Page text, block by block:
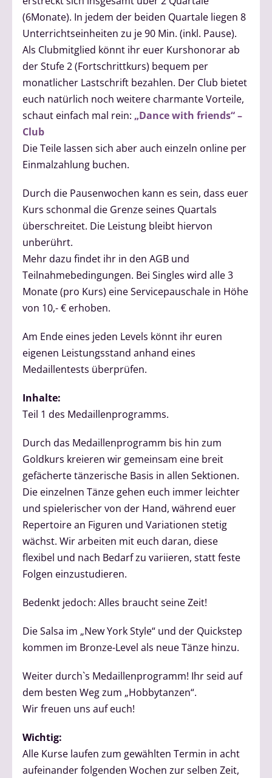
(6Monate). In jedem der beiden Quartale liegen 8
Unterrichtseinheiten zu je 90 Min. (inkl. Pause).
Als Clubmitglied könnt ihr euer Kurshonorar ab
der Stufe 2 (Fortschrittkurs) bequem per
monatlicher Lastschrift bezahlen. Der Club bietet
euch natürlich noch weitere charmante Vorteile,
schaut einfach mal rein: „Dance with friends“ –
Club
Die Teile lassen sich aber auch einzeln online per
Einmalzahlung buchen.
Durch die Pausenwochen kann es sein, dass euer
Kurs schonmal die Grenze seines Quartals
überschreitet. Die Leistung bleibt hiervon
unberührt.
Mehr dazu findet ihr in den AGB und
Teilnahmebedingungen. Bei Singles wird alle 3
Monate (pro Kurs) eine Servicepauschale in Höhe
von 10,- € erhoben.
Am Ende eines jeden Levels könnt ihr euren
eigenen Leistungsstand anhand eines
Medaillentests überprüfen.
Inhalte:
Teil 1 des Medaillenprogramms.
Durch das Medaillenprogramm bis hin zum
Goldkurs kreieren wir gemeinsam eine breit
gefächerte tänzerische Basis in allen Sektionen.
Die einzelnen Tänze gehen euch immer leichter
und spielerischer von der Hand, während euer
Repertoire an Figuren und Variationen stetig
wächst. Wir arbeiten mit euch daran, diese
flexibel und nach Bedarf zu variieren, statt feste
Folgen einzustudieren.
Bedenkt jedoch: Alles braucht seine Zeit!
Die Salsa im „New York Style“ und der Quickstep
kommen im Bronze-Level als neue Tänze hinzu.
Weiter durch`s Medaillenprogramm! Ihr seid auf
dem besten Weg zum „Hobbytanzen“.
Wir freuen uns auf euch!
Wichtig:
Alle Kurse laufen zum gewählten Termin in acht
aufeinander folgenden Wochen zur selben Zeit,